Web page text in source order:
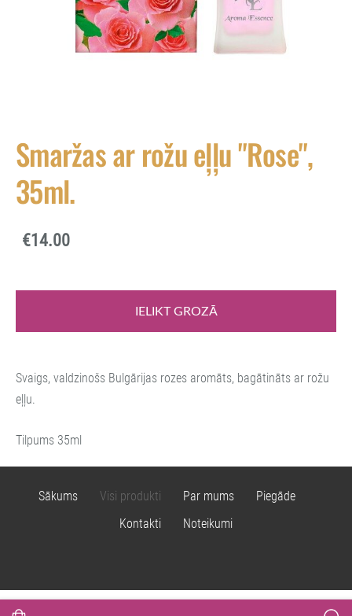
Smaržas ar rožu eļļu "Rose",
35ml.
€14.00
IELIKT GROZĀ
Svaigs, valdzinošs Bulgārijas rozes aromāts, bagātināts ar rožu
eļļu.
Tilpums 35ml
Sākums Visi produkti Par mums
Piegāde
Kontakti
Noteikumi